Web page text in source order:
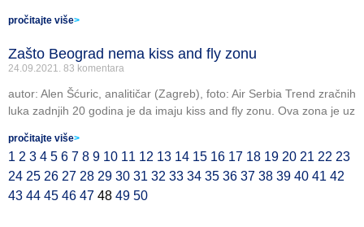
pročitajte više>
Zašto Beograd nema kiss and fly zonu
24.09.2021. 83 komentara
autor: Alen Šćuric, analitičar (Zagreb), foto: Air Serbia Trend zračnih
luka zadnjih 20 godina je da imaju kiss and fly zonu. Ova zona je uz
pročitajte više>
1 2 3 4 5 6 7 8 9 10 11 12 13 14 15 16 17 18 19 20 21 22 23
24 25 26 27 28 29 30 31 32 33 34 35 36 37 38 39 40 41 42
43 44 45 46 47 48 49 50